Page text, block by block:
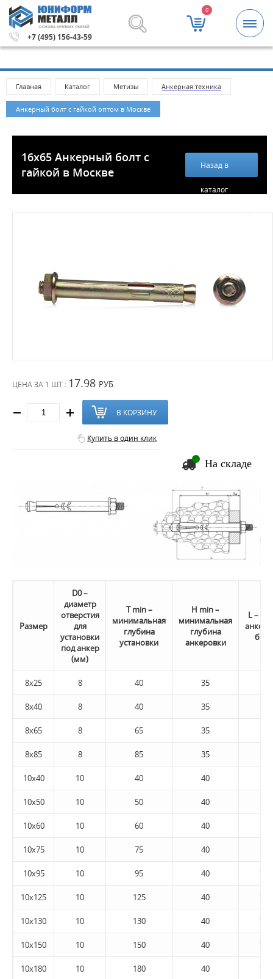
ОСНОВА КРЕПКИХ СВЯЗЕЙ
+7 (495) 156-43-59
0
Метизы и крепежные изделия оптом. Минимальная
Главная Каталог Метизы Анкерная техника
Анкерный болт с гайкой оптом в Москве
16х65 Анкерный болт с
гайкой в Москве
Назад в
каталог
ЦЕНА ЗА 1 ШТ : 17.98 РУБ.
В КОРЗИНУ
Купить в один клик
На складе
Размер
D0 –
диаметр
отверстия
для
установки
под анкер
(мм)
T min –
минимальная
глубина
установки
H min –
минимальная
глубина
анкеровки
L –
8x25 8 40 35
8x40 8 40 35
8x65 8 65 35
8x85 8 85 35
10x40 10 40 40
10x50 10 50 40
10x60 10 60 40
10x75 10 75 40
10x95 10 95 40 100
10x125 10 125 40 130
10x130 10 130 40 135
10x150 10 150 40 155
10x180 10 180 40 185